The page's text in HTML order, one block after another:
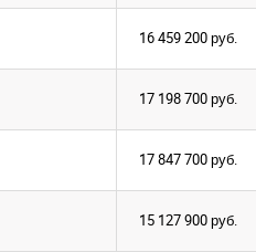
16 459 200руб.
17 198 700руб.
17 847 700руб.
15 127 900руб.